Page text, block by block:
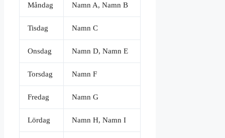
Måndag Namn A, Namn B
Tisdag Namn C
Onsdag Namn D, Namn E
Torsdag Namn F
Fredag Namn G
Lördag Namn H, Namn I